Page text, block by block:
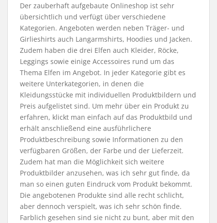
Der zauberhaft aufgebaute Onlineshop ist sehr
übersichtlich und verfügt über verschiedene
Kategorien. Angeboten werden neben Träger- und
Girlieshirts auch Langarmshirts, Hoodies und Jacken.
Zudem haben die drei Elfen auch Kleider, Röcke,
Leggings sowie einige Accessoires rund um das
Thema Elfen im Angebot. In jeder Kategorie gibt es
weitere Unterkategorien, in denen die
Kleidungsstücke mit individuellen Produktbildern und
Preis aufgelistet sind. Um mehr über ein Produkt zu
erfahren, klickt man einfach auf das Produktbild und
erhält anschließend eine ausführlichere
Produktbeschreibung sowie Informationen zu den
verfügbaren Größen, der Farbe und der Lieferzeit.
Zudem hat man die Möglichkeit sich weitere
Produktbilder anzusehen, was ich sehr gut finde, da
man so einen guten Eindruck vom Produkt bekommt.
Die angebotenen Produkte sind alle recht schlicht,
aber dennoch verspielt, was ich sehr schön finde.
Farblich gesehen sind sie nicht zu bunt, aber mit den